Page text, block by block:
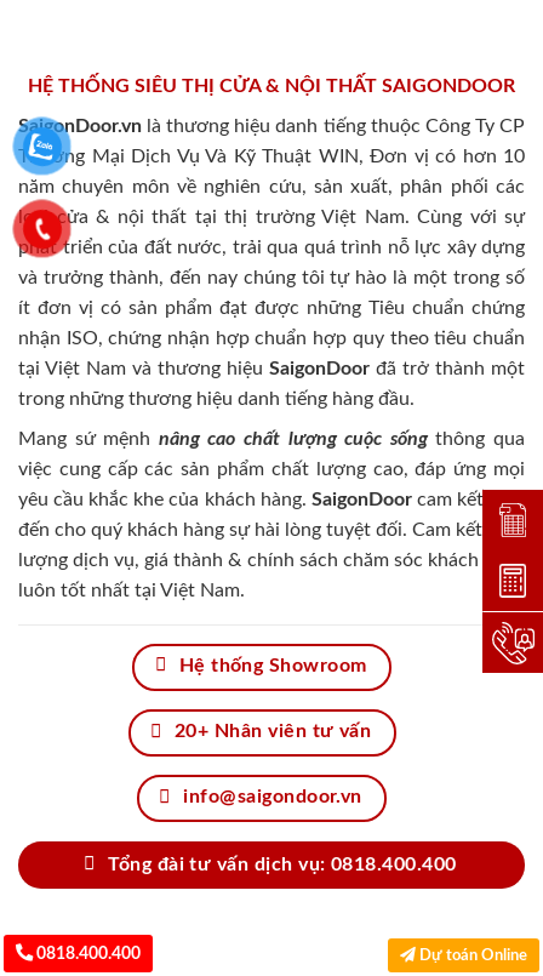
HỆ THỐNG SIÊU THỊ CỬA & NỘI THẤT SAIGONDOOR
SaigonDoor.vn là thương hiệu danh tiếng thuộc Công Ty CP
Thương Mại Dịch Vụ Và Kỹ Thuật WIN, Đơn vị có hơn 10
năm chuyên môn về nghiên cứu, sản xuất, phân phối các
loại cửa & nội thất tại thị trường Việt Nam. Cùng với sự
phát triển của đất nước, trải qua quá trình nỗ lực xây dựng
và trưởng thành, đến nay chúng tôi tự hào là một trong số
ít đơn vị có sản phẩm đạt được những Tiêu chuẩn chứng
nhận ISO, chứng nhận hợp chuẩn hợp quy theo tiêu chuẩn
tại Việt Nam và thương hiệu SaigonDoor đã trở thành một
trong những thương hiệu danh tiếng hàng đầu.
Mang sứ mệnh nâng cao chất lượng cuộc sốngthông qua
việc cung cấp các sản phẩm chất lượng cao, đáp ứng mọi
yêu cầu khắc khe của khách hàng. SaigonDoorcam kết đem
đến cho quý khách hàng sự hài lòng tuyệt đối. Cam kết chất
lượng dịch vụ, giá thành & chính sách chăm sóc khách hàng
luôn tốt nhất tại Việt Nam.
Hệ thống Showroom
20+ Nhân viên tư vấn
info@saigondoor.vn
Tổng đài tư vấn dịch vụ: 0818.400.400
0818.400.400 Dự toán Online
Đặt
Dự